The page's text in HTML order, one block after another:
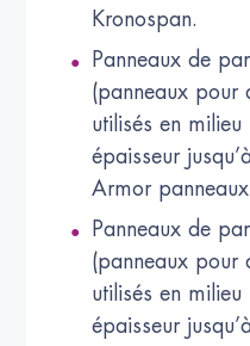
Kronospan.
Panneaux de
(panneaux pour
utilisés en
épaisseur
Armor
Panneaux de
(panneaux pour
utilisés en milieu
épaisseur